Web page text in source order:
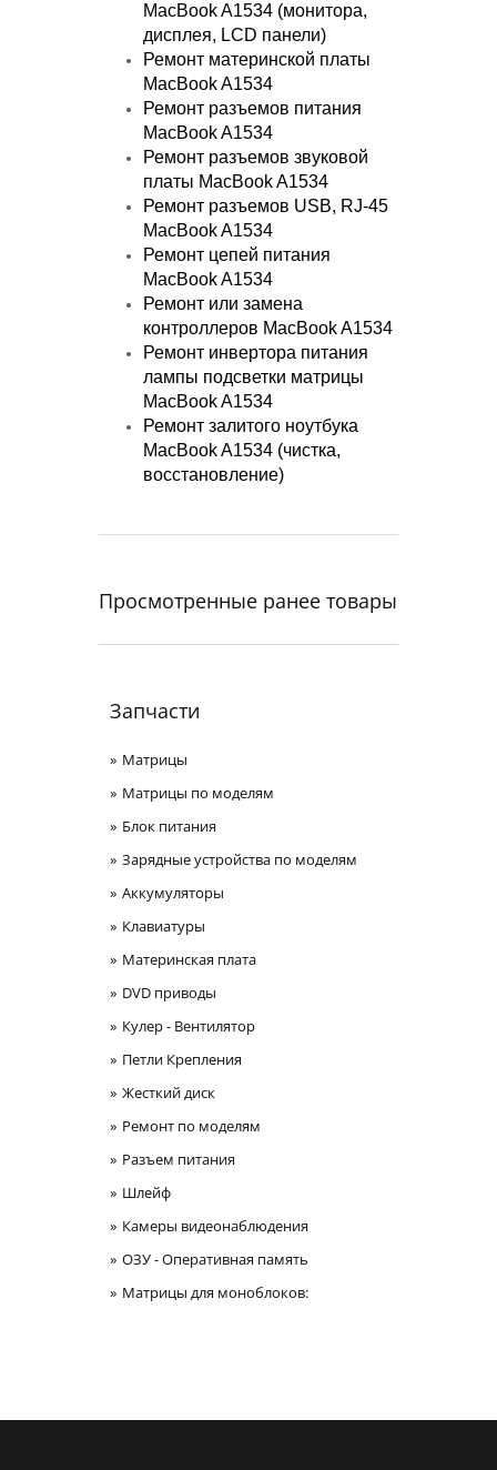
MacBook A1534 (монитора,
дисплея, LCD панели)
Ремонт материнской платы
MacBook A1534
Ремонт разъемов питания
MacBook A1534
Ремонт разъемов звуковой
платы MacBook A1534
Ремонт разъемов USB, RJ-45
MacBook A1534
Ремонт цепей питания
MacBook A1534
Ремонт или замена
контроллеров MacBook A1534
Ремонт инвертора питания
лампы подсветки матрицы
MacBook A1534
Ремонт залитого ноутбука
MacBook A1534 (чистка,
восстановление)
Просмотренные ранее товары
Запчасти
Матрицы
Матрицы по моделям
Блок питания
Зарядные устройства по моделям
Аккумуляторы
Клавиатуры
Материнская плата
DVD приводы
Кулер - Вентилятор
Петли Крепления
Жесткий диск
Ремонт по моделям
Разъем питания
Шлейф
Камеры видеонаблюдения
ОЗУ - Оперативная память
Матрицы для моноблоков: